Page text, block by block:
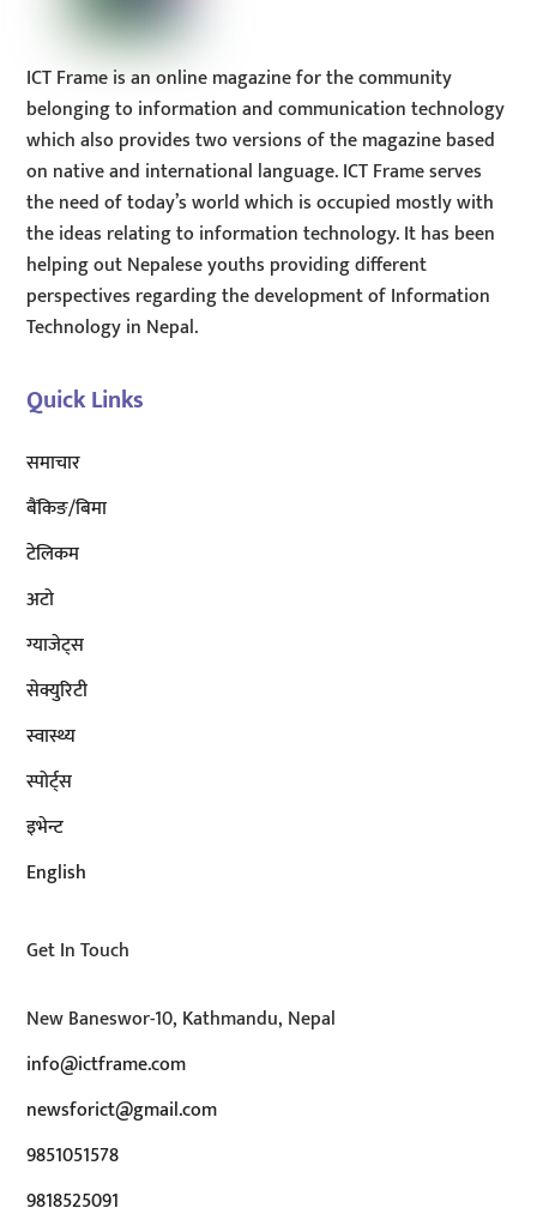
ICT Frame is an online magazine for the community
belonging to information and communication technology
which also provides two versions of the magazine based
on native and international language. ICT Frame serves
the need of today’s world which is occupied mostly with
the ideas relating to information technology. It has been
helping out Nepalese youths providing different
perspectives regarding the development of Information
Technology in Nepal.
Quick Links
समाचार
बैंकिङ/बिमा
टेलिकम
अटाे
ग्याजेट्स
सेक्युरिटी
स्वास्थ्य
स्पोर्ट्स
इभेन्ट
English
Get In Touch
New Baneswor-10, Kathmandu, Nepal
info@ictframe.com
newsforict@gmail.com
9851051578
9818525091